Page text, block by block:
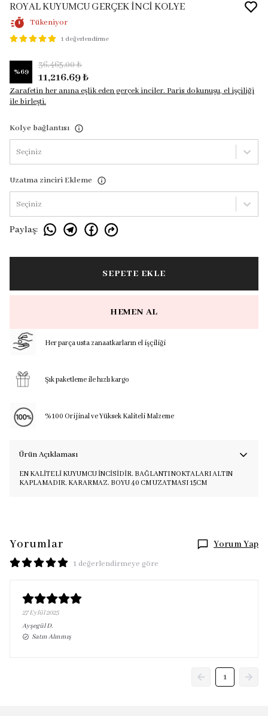
ROYAL KUYUMCU GERÇEK İNCİ KOLYE
Tükeniyor
1 değerlendirme
%69
36,465.00 ₺
11,216.69 ₺
Zarafetin her anına eşlik eden gerçek inciler. Paris dokunuşu, el işçiliği
ile birleşti.
Kolye bağlantısı
Seçiniz
Uzatma zinciri Ekleme
Seçiniz
Paylaş:
SEPETE EKLE
HEMEN AL
Her parça usta zanaatkarların el işçiliği
Şık paketleme ile hızlı kargo
%100 Orijinal ve Yüksek Kaliteli Malzeme
Ürün Açıklaması
EN KALİTELİ KUYUMCU İNCİSİDİR. BAĞLANTI NOKTALARI ALTIN
KAPLAMADIR. KARARMAZ. BOYU 40 CM UZATMASI 15CM
Yorumlar Yorum Yap
1 değerlendirmeye göre
27 Eylül 2025
AyşegülD.
Satın Alınmış
1